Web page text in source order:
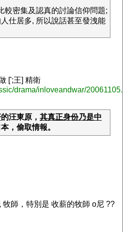
較密集及認真的討論信仰問題;
仕居多, 所以說話甚至發洩能
[';王] 精衛
drama/inloveandwar/
的汪東原 ， 其真正身份乃是中
，偷取情報。
師，特別是 收薪的牧師 o尼 ??